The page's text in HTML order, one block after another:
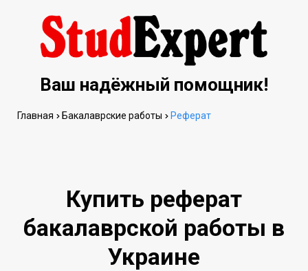
Ваш надёжный помощник!
Купить реферат
бакалаврской работы в
Украине
Главная Бакалаврские работы Реферат